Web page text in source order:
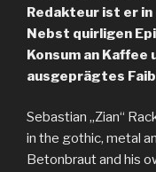
Redakteur ist er
Nebst quirligen
Konsum an Kaffee
ausgeprägtes
Sebastian „Zian“
in the gothic, metal
Betonbraut and his